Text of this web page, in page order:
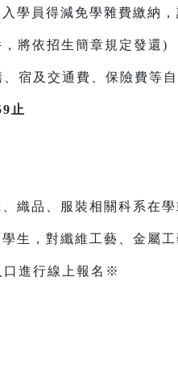
學員得減免學雜費繳納，
將依招生簡章規定發還)
宿及交通費、保險費等
止
織品、服裝相關科系在學
生，對纖維工藝、金屬
進行線上報名※